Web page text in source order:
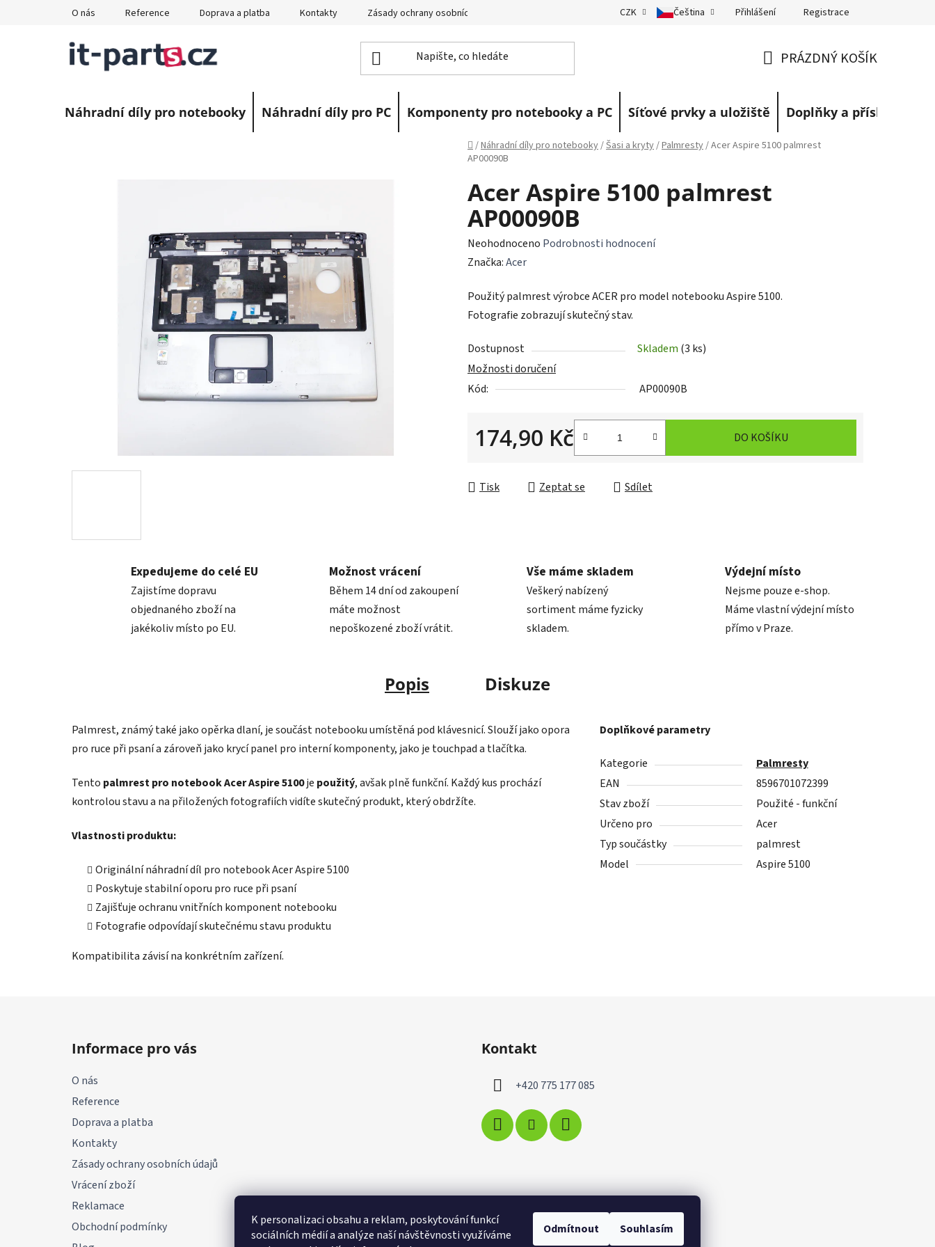
K personalizaci obsahu a reklam, poskytování funkcí
sociálních médií a analýze naší návštěvnosti využíváme
Odmítnout Souhlasím
O nás Reference Doprava a platba Kontakty Zásady ochrany osobních údajů Reklamace Obchodní podmínky Blog
CZK Čeština Přihlášení Registrace
KOŠÍK
PRÁZDNÝ KOŠÍK
Náhradní díly pro notebooky Náhradní díly pro PC Komponenty pro notebooky a PC Síťové prvky a uložiště Doplňky a příslušenství
Domů
/Náhradní díly pro notebooky/Šasi a kryty/Palmresty/Acer Aspire 5100 palmrest
AP00090B
Acer Aspire 5100 palmrest
AP00090B
Průměrné
hodnocení
je
0,0
5
hvězdiček.
Neohodnoceno Podrobnosti hodnocení
Značka:Acer
Použitý palmrest výrobce ACER pro model notebooku Aspire 5100.
Fotografie zobrazují skutečný stav.
Dostupnost Skladem (3 ks)
Možnosti doručení
Kód:
AP00090B
174,90 Kč DO KOŠÍKU
Tisk Zeptat se Sdílet
Expedujeme do celé EU
Zajistíme dopravu
objednaného zboží na
jakékoliv místo po EU.
Možnost vrácení
Během 14 dní od zakoupení
máte možnost
nepoškozené zboží vrátit.
Vše máme skladem
Veškerý nabízený
sortiment máme fyzicky
skladem.
Výdejní místo
Nejsme pouze e-shop.
Máme vlastní výdejní místo
přímo v Praze.
Popis Diskuze
Palmrest, známý také jako opěrka dlaní, je součást notebooku umístěná pod klávesnicí. Slouží jako opora
pro ruce při psaní a zároveň jako krycí panel pro interní komponenty, jako je touchpad a tlačítka.
Tento palmrest pro notebook Acer Aspire 5100je použitý, avšak plně funkční. Každý kus prochází
kontrolou stavu a na přiložených fotografiích vidíte skutečný produkt, který obdržíte.
Vlastnosti produktu:
Originální náhradní díl pro notebook Acer Aspire 5100
Poskytuje stabilní oporu pro ruce při psaní
Zajišťuje ochranu vnitřních komponent notebooku
Fotografie odpovídají skutečnému stavu produktu
Kompatibilita závisí na konkrétním zařízení.
Doplňkové parametry
Kategorie
Palmresty
EAN
8596701072399
Stav zboží
Použité - funkční
Určeno pro
Acer
Typ součástky
palmrest
Model
Aspire 5100
Informace pro vás
O nás
Reference
Doprava a platba
Kontakty
Zásady ochrany osobních údajů
Vrácení zboží
Reklamace
Obchodní podmínky
Kontakt
+420 775 177 085